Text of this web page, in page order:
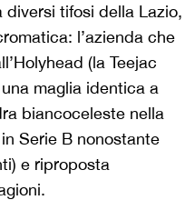
diversi tifosi della Lazio,
l’azienda che
(la Teejac
maglia identica a
biancoceleste nella
Serie B nonostante
e riproposta